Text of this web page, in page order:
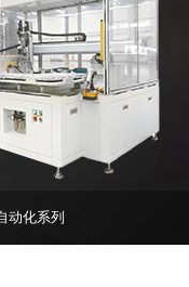
动化系列